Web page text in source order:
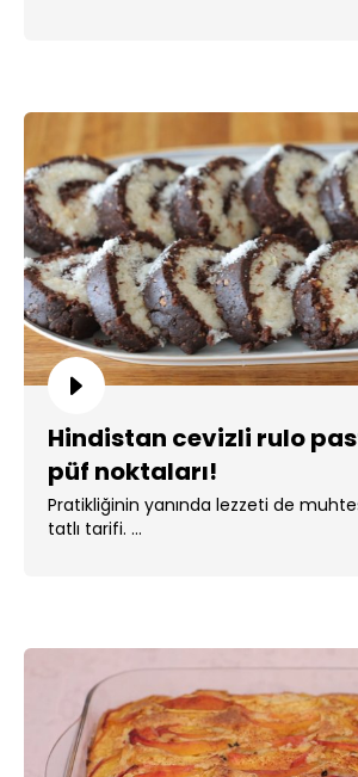
Hindistan cevizli rulo
püf noktaları!
Pratikliğinin yanında lezzeti de
tatlı tarifi. ...